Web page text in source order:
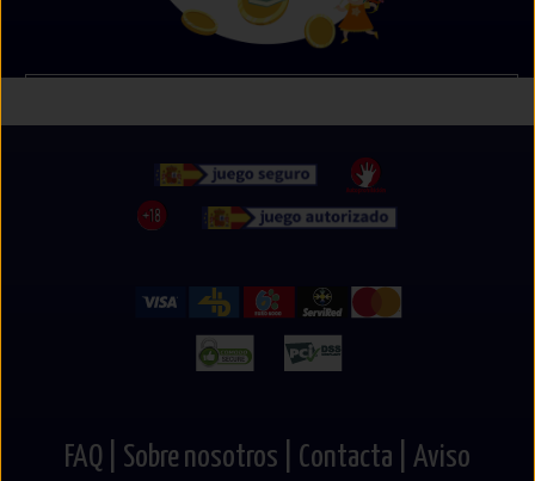
Próximamente te anunciaremos que puedes hacer
Pero recuerda, con cada compra ya estás donando!
FAQ | Sobre nosotros | Contacta |
Aviso